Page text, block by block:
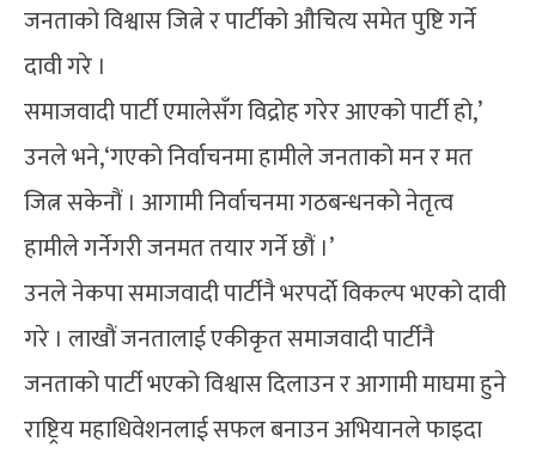
जनताको विश्वास जित्ने र पार्टीको औचित्य समेत पुष्टि गर्ने
दावी गरे ।
समाजवादी पार्टी एमालेसँग विद्रोह गरेर आएको पार्टी हो,’
उनले भने,‘गएको निर्वाचनमा हामीले जनताको मन र मत
जित्न सकेनौं । आगामी निर्वाचनमा गठबन्धनको नेतृत्व
हामीले गर्नेगरी जनमत तयार गर्ने छौं ।’
उनले नेकपा समाजवादी पार्टीनै भरपर्दाे विकल्प भएको दावी
गरे । लाखौं जनतालाई एकीकृत समाजवादी पार्टीनै
जनताको पार्टी भएको विश्वास दिलाउन र आगामी माघमा हुने
राष्ट्रिय महाधिवेशनलाई सफल बनाउन अभियानले फाइदा